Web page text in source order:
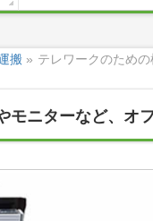
搬 » テレワークのため
モニターなど、オ